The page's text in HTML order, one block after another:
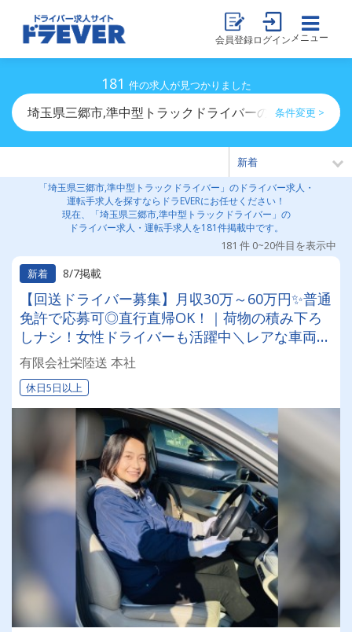
会員登録ログイン メニュー
181 件の求人が見つかりました
埼玉県三郷市,準中型トラックドライバーのドライバー求
条件変更 >
「埼玉県三郷市,準中型トラックドライバー」のドライバー求人・
運転手求人を探すならドラEVERにお任せください！
現在、「埼玉県三郷市,準中型トラックドライバー」の
ドライバー求人・運転手求人を181件掲載中です。
181 件 0~20件目を表示中
新着
8/7掲載
【回送ドライバー募集】月収30万～60万円✨普通
免許で応募可◎直行直帰OK！｜荷物の積み下ろ
しナシ！女性ドライバーも活躍中＼レアな車両に
乗れるチャンスも☆彡／
有限会社栄陸送 本社
休日5日以上